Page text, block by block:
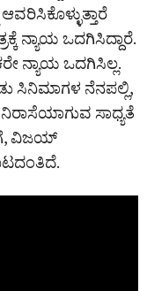
ನ್ಯಾಯ ಒದಗಿಸಿದ್ದಾರೆ.
ನ್ಯಾಯ ಒದಗಿಸಿಲ್ಲ.
ಸಿನಿಮಾಗಳ ನೆನಪಲ್ಲಿ,
ಸಾಧ್ಯತೆ
ವಿಜಯ್